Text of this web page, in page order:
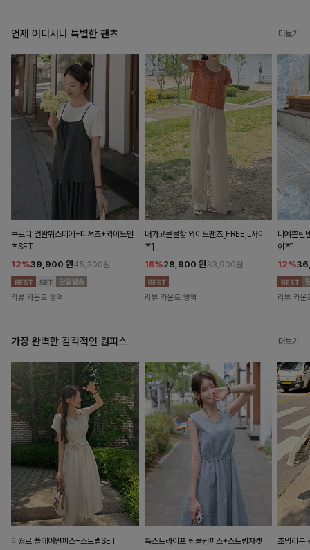
언제 어디서나 특별한 팬츠 더보기
쿠르디 언발뷔스티에+티셔츠+와이드팬
츠SET
12%39,900 원45,300원
리뷰 카운트 영역
내가고른쿨함 와이드팬츠[FREE,L사이
즈]
15%28,900 원33,900원
리뷰 카운트 영역
더예쁜린
이즈]
12%
리뷰 카운
가장 완벽한 감각적인 원피스 더보기
리월르 플레어원피스+스트랩SET
특스트라이프 링클원피스+스트링자켓
초밍리본